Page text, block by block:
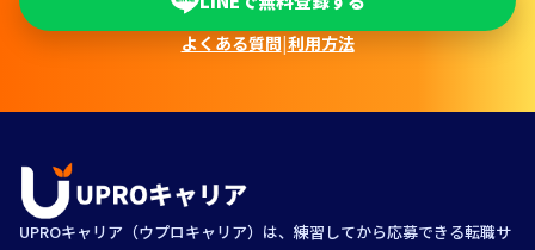
よくある質問|利用方法
UPROキャリア（ウプロキャリア）は、練習してから応募できる転職サ